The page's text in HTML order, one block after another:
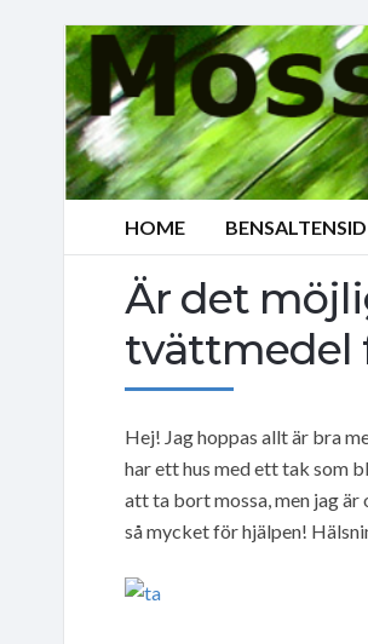
HOME
Är det
tvättmedel
Hej! Jag hoppas allt är bra
har ett hus med ett tak som
att ta bort mossa, men jag
så mycket för hjälpen!